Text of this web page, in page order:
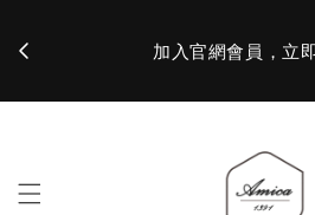
加入官網會員，立